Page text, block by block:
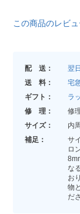
この商品のレビ
配 送： 翌
送 料：
宅
ギフト：
ラ
修 理：
修
サイズ：
内
補足：
サ
ロ
な
お
物
だ